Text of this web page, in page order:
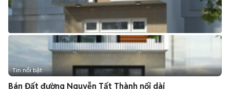
Tin nổi bật
Bán Đất đường Nguyễn Tất Thành nối dài